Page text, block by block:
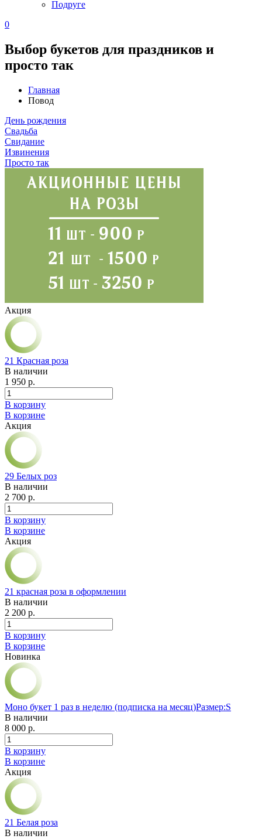
Подруге
0
Выбор букетов для праздников и
просто так
Главная
Повод
День рождения
Свадьба
Свидание
Извинения
Просто так
Акция
21 Красная роза
В наличии
1 950 р.
В корзину
В корзине
Акция
29 Белых роз
В наличии
2 700 р.
В корзину
В корзине
Акция
21 красная роза в оформлении
В наличии
2 200 р.
В корзину
В корзине
Новинка
Моно букет 1 раз в неделю (подписка на месяц)Размер:S
В наличии
8 000 р.
В корзину
В корзине
Акция
21 Белая роза
В наличии